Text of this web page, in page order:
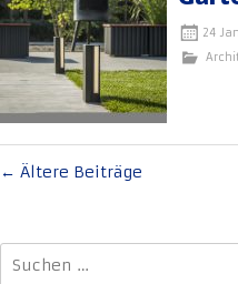
24
Beitragsnavigation
← Ältere Beiträge
Suchen
nach: